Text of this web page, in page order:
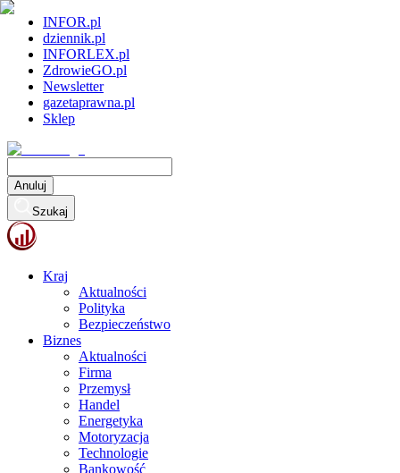
INFOR.pl
dziennik.pl
INFORLEX.pl
ZdrowieGO.pl
Newsletter
gazetaprawna.pl
Sklep
Anuluj
Szukaj
Kraj
Aktualności
Polityka
Bezpieczeństwo
Biznes
Aktualności
Firma
Przemysł
Handel
Energetyka
Motoryzacja
Technologie
Bankowość